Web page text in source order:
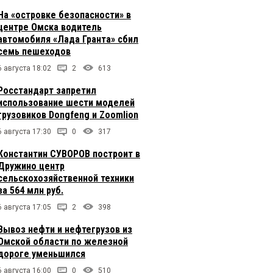
«островке безопасности» в
Омска водитель
«Лада Гранта» сбил
пешеходов
августа 18:02 2 613
запретил
шести моделей
Dongfeng и Zoomlion
августа 17:30 0 317
СУВОРОВ построит в
центр
техники
564 млн руб.
августа 17:05 2 398
нефти и нефтегрузов из
области по железной
уменьшился
августа 16:00 0 510